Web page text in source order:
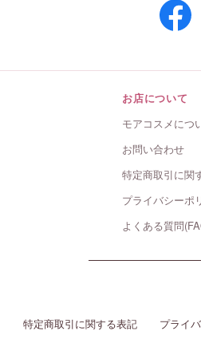
お店について
モアコスメにつ
お問い合わせ
特定商取引に関
プライバシーポ
よくある質問
特定商取引に関する表記 プライ